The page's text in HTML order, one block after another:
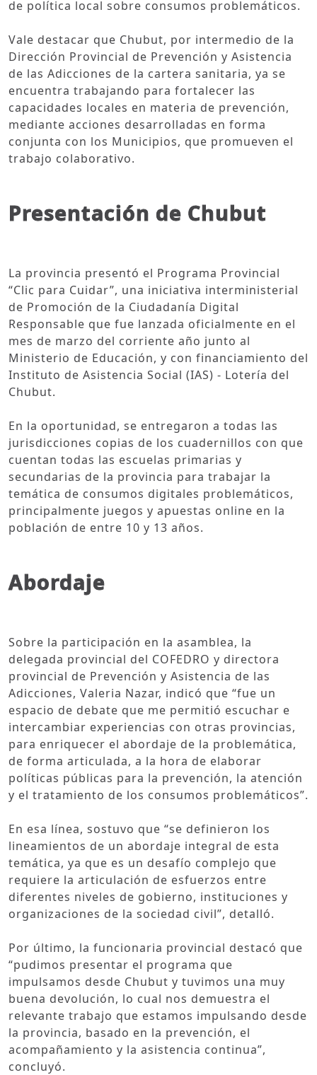
de política local sobre consumos problemáticos.
Vale destacar que Chubut, por intermedio de la
Dirección Provincial de Prevención y Asistencia
de las Adicciones de la cartera sanitaria, ya se
encuentra trabajando para fortalecer las
capacidades locales en materia de prevención,
mediante acciones desarrolladas en forma
conjunta con los Municipios, que promueven el
trabajo colaborativo.
Presentación de Chubut
La provincia presentó el Programa Provincial
“Clic para Cuidar”, una iniciativa interministerial
de Promoción de la Ciudadanía Digital
Responsable que fue lanzada oficialmente en el
mes de marzo del corriente año junto al
Ministerio de Educación, y con financiamiento del
Instituto de Asistencia Social (IAS) - Lotería del
Chubut.
En la oportunidad, se entregaron a todas las
jurisdicciones copias de los cuadernillos con que
cuentan todas las escuelas primarias y
secundarias de la provincia para trabajar la
temática de consumos digitales problemáticos,
principalmente juegos y apuestas online en la
población de entre 10 y 13 años.
Abordaje
Sobre la participación en la asamblea, la
delegada provincial del COFEDRO y directora
provincial de Prevención y Asistencia de las
Adicciones, Valeria Nazar, indicó que “fue un
espacio de debate que me permitió escuchar e
intercambiar experiencias con otras provincias,
para enriquecer el abordaje de la problemática,
de forma articulada, a la hora de elaborar
políticas públicas para la prevención, la atención
y el tratamiento de los consumos problemáticos”.
En esa línea, sostuvo que “se definieron los
lineamientos de un abordaje integral de esta
temática, ya que es un desafío complejo que
requiere la articulación de esfuerzos entre
diferentes niveles de gobierno, instituciones y
organizaciones de la sociedad civil”, detalló.
Por último, la funcionaria provincial destacó que
“pudimos presentar el programa que
impulsamos desde Chubut y tuvimos una muy
buena devolución, lo cual nos demuestra el
relevante trabajo que estamos impulsando desde
la provincia, basado en la prevención, el
acompañamiento y la asistencia continua”,
concluyó.